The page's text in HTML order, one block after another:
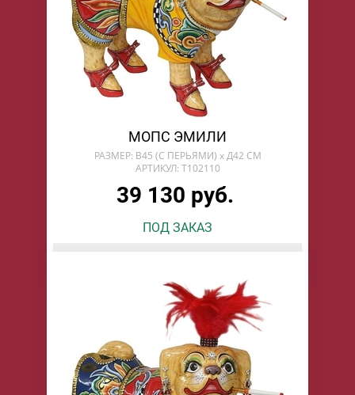
МОПС ЭМИЛИ
РАЗМЕР: В45 (С ПЕРЬЯМИ) х Д42 СМ
АРТИКУЛ: T102110
39 130 руб.
ПОД ЗАКАЗ